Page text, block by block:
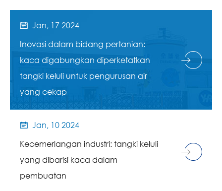

Jan, 17 2024
Inovasi dalam bidang pertanian:
kaca digabungkan diperketatkan
tangki keluli untuk pengurusan air
yang cekap

Jan, 10 2024
Kecemerlangan industri: tangki keluli
yang dibarisi kaca dalam
pembuatan